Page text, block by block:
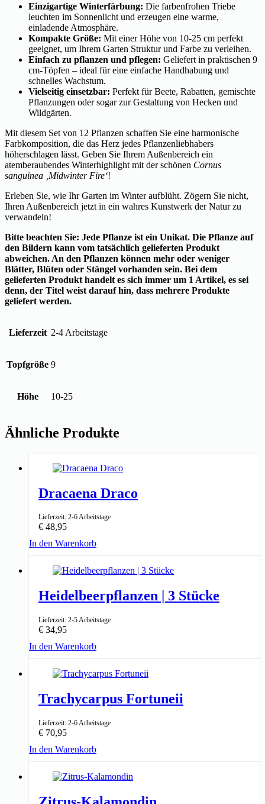
Einzigartige Winterfärbung: Die farbenfrohen Triebe
leuchten im Sonnenlicht und erzeugen eine warme,
einladende Atmosphäre.
Kompakte Größe: Mit einer Höhe von 10-25 cm perfekt
geeignet, um Ihrem Garten Struktur und Farbe zu verleihen.
Einfach zu pflanzen und pflegen: Geliefert in praktischen 9
cm-Töpfen – ideal für eine einfache Handhabung und
schnelles Wachstum.
Vielseitig einsetzbar: Perfekt für Beete, Rabatten, gemischte
Pflanzungen oder sogar zur Gestaltung von Hecken und
Wildgärten.
Mit diesem Set von 12 Pflanzen schaffen Sie eine harmonische
Farbkomposition, die das Herz jedes Pflanzenliebhabers
höherschlagen lässt. Geben Sie Ihrem Außenbereich ein
atemberaubendes Winterhighlight mit der schönen Cornus
sanguinea ‚Midwinter Fire‘!
Erleben Sie, wie Ihr Garten im Winter aufblüht. Zögern Sie nicht,
Ihren Außenbereich jetzt in ein wahres Kunstwerk der Natur zu
verwandeln!
Bitte beachten Sie: Jede Pflanze ist ein Unikat. Die Pflanze auf
den Bildern kann vom tatsächlich gelieferten Produkt
abweichen. An den Pflanzen können mehr oder weniger
Blätter, Blüten oder Stängel vorhanden sein. Bei dem
gelieferten Produkt handelt es sich immer um 1 Artikel, es sei
denn, der Titel weist darauf hin, dass mehrere Produkte
geliefert werden.
Lieferzeit 2-4 Arbeitstage
Topfgröße 9
Höhe 10-25
Ähnliche Produkte
Dracaena Draco
↑ 90-100cm
Lieferzeit: 2-6 Arbeitstage
€ 48,95
In den Warenkorb
Heidelbeerpflanzen | 3 Stücke
↑ 20cm
Lieferzeit: 2-5 Arbeitstage
€ 34,95
In den Warenkorb
Trachycarpus Fortuneii
↑ 120-150cm
Lieferzeit: 2-6 Arbeitstage
€ 70,95
In den Warenkorb